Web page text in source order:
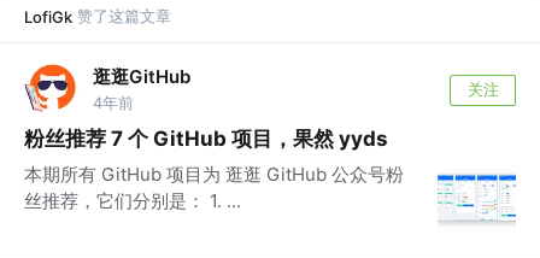
LofiGk 赞了这篇文章
逛逛GitHub
4年前
关注
粉丝推荐 7 个 GitHub 项目，果然 yyds
本期所有 GitHub 项目为 逛逛 GitHub 公众号粉
丝推荐，它们分别是： 1. ...